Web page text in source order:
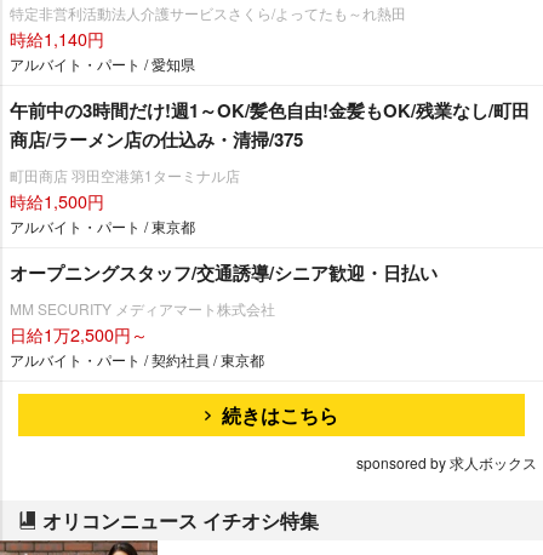
特定非営利活動法人介護サービスさくら/よってたも～れ熱田
時給1,140円
アルバイト・パート / 愛知県
午前中の3時間だけ!週1～OK/髪色自由!金髪もOK/残業なし/町田
商店/ラーメン店の仕込み・清掃/375
町田商店 羽田空港第1ターミナル店
時給1,500円
アルバイト・パート / 東京都
オープニングスタッフ/交通誘導/シニア歓迎・日払い
MM SECURITY メディアマート株式会社
日給1万2,500円～
アルバイト・パート / 契約社員 / 東京都
続きはこちら
sponsored by 求人ボックス
オリコンニュース イチオシ特集